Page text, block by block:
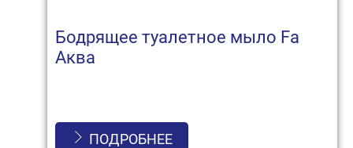
Бодрящее туалетное мыло Fa
Аква
ПОДРОБНЕЕ